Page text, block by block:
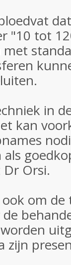
"10 tot
in
kan
Orsi.
om
zijn